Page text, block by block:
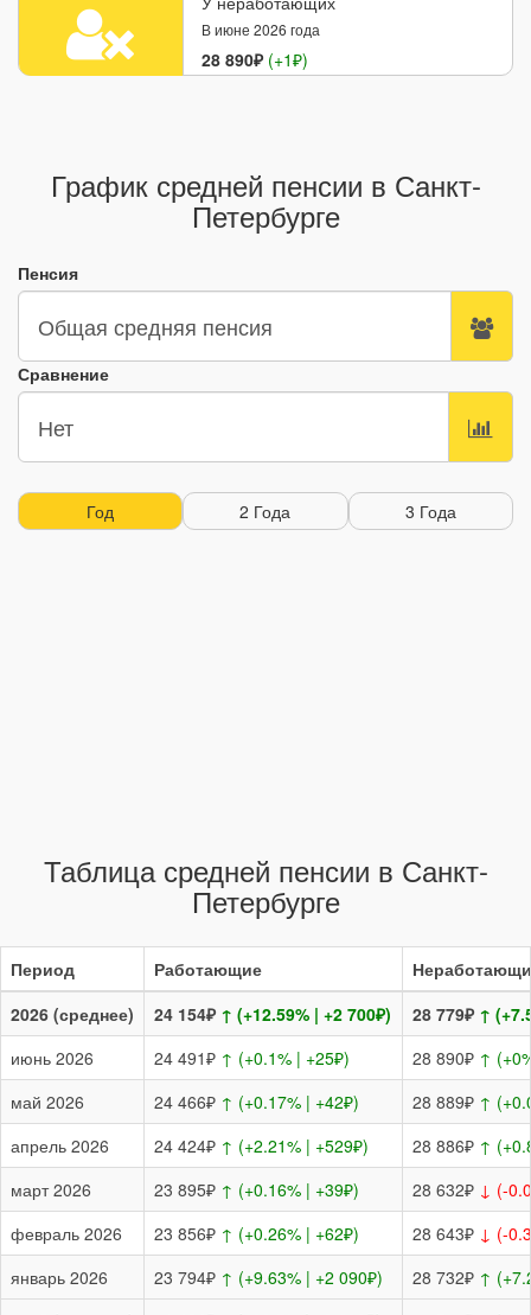
В июне 2026 года
28 890₽ (+1₽)
График средней пенсии в Санкт-
Петербурге
Пенсия
Сравнение
Год 2 Года 3 Года
Таблица средней пенсии в Санкт-
Петербурге
Период Работающие
2026 (среднее)
24 154₽ ↑ (+12.59% | +2 700₽) 28 779₽ ↑
июнь 2026
24 491₽ ↑ (+0.1% | +25₽) 28 890₽ ↑
май 2026
24 466₽ ↑ (+0.17% | +42₽) 28 889₽ ↑
апрель 2026
24 424₽ ↑ (+2.21% | +529₽) 28 886₽ ↑
март 2026
23 895₽ ↑ (+0.16% | +39₽) 28 632₽ ↓ (-
февраль 2026
23 856₽ ↑ (+0.26% | +62₽) 28 643₽ ↓ (-
январь 2026
23 794₽ ↑ (+9.63% | +2 090₽) 28 732₽ ↑